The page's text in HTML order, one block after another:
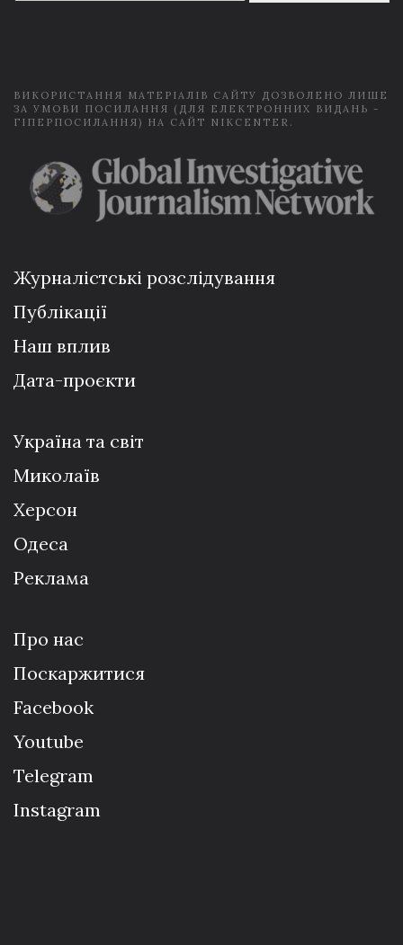
a
ВИКОРИСТАННЯ МАТЕРІАЛІВ САЙТУ ДОЗВОЛЕНО ЛИШЕ
ЗА УМОВИ ПОСИЛАННЯ (ДЛЯ ЕЛЕКТРОННИХ ВИДАНЬ -
ГІПЕРПОСИЛАННЯ) НА САЙТ NIKCENTER.
Журналістські розслідування
Публікації
Наш вплив
Дата-проєкти
Україна та світ
Миколаїв
Херсон
Одеса
Реклама
Про нас
Поскаржитися
Facebook
Youtube
Telegram
Instagram